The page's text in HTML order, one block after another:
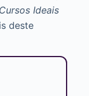
Cursos Ideais
deste